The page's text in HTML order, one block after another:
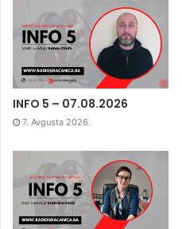
INFO 5 – 07.08.2026
7. Avgusta 2026.